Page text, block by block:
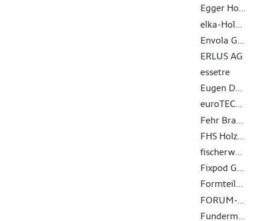
Egger Holzwerkstoffe Wismar GmbH & Co. KG
elka-Holzwerke GmbH
Envola GmbH
ERLUS AG
essetre
Eugen Decker Holz­industrie GmbH & Co. KG
euroTECH Vertriebs GmbH
Fehr Braunwalder AG
FHS Holzbau GmbH
fischerwerke GmbH & Co. KG
Fixpod GmbH
Formteilbau Schmitt GmbH & Co. KG
FORUM-HOLZBAU
Fundermax GmbH